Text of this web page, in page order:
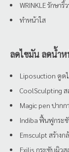
WRINKLE รักษาริ้
ทำหน้าใส
ลดไขมัน ลดน้ำ
Liposuction ดูด
CoolSculpting
Magic pen ปาก
Indiba ฟื้นฟูกระ
Emsculpt สร้างก
Exilis กระชับผิวส